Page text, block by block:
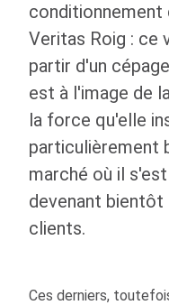
conditionnement
Veritas Roig : ce
partir d'un
est à l'image de
la force qu'elle
particulièrement
marché où il
devenant bientôt
clients.
Ces derniers,